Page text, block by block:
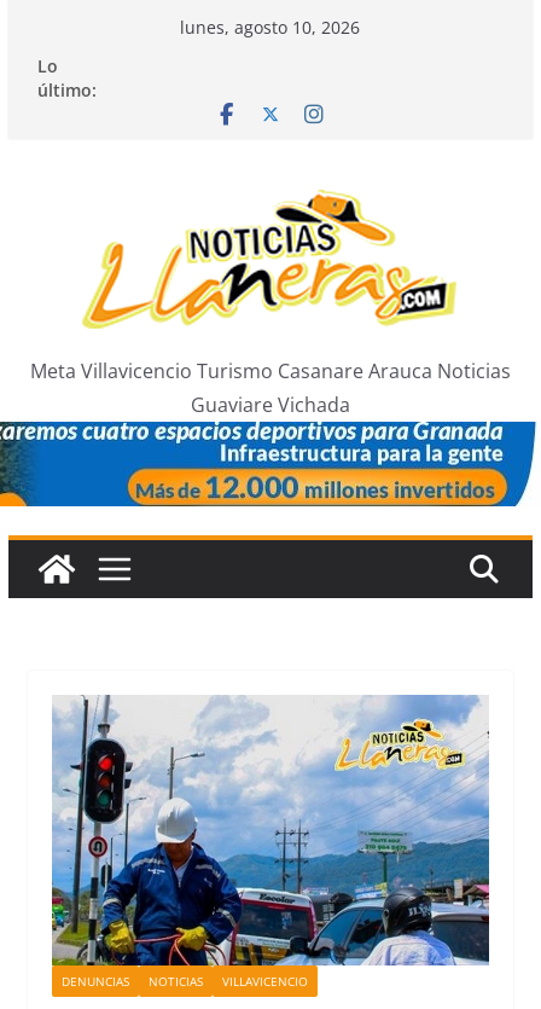
contenido
lunes, agosto 10, 2026
Lo
último:
Meta Villavicencio Turismo Casanare Arauca Noticias
Guaviare Vichada
DENUNCIAS NOTICIAS VILLAVICENCIO